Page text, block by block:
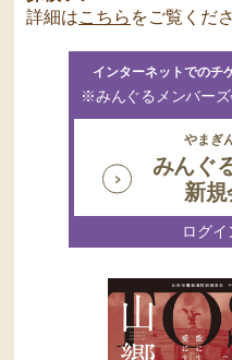
詳細はこちら をご覧くだ
インターネットでのチ
※みんぐるメンバー
やまぎ
みんぐ
新規
ログイ